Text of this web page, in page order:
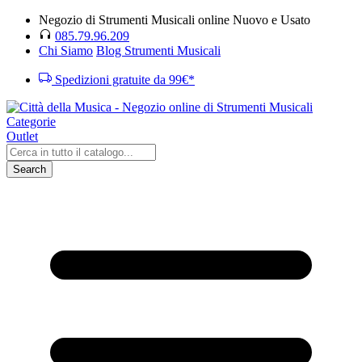
Negozio di Strumenti Musicali online Nuovo e Usato
085.79.96.209
Chi Siamo Blog Strumenti Musicali
Spedizioni gratuite da 99€*
Categorie
Outlet
Search